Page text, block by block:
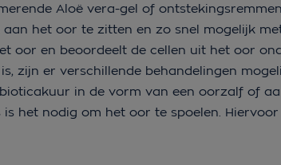
Aloë vera-gel of
het oor te zitten en zo snel mogelijk
oor en beoordeelt de cellen uit het oor
zijn er verschillende behandelingen
in de vorm van een oorzalf of
het nodig om het oor te spoelen.